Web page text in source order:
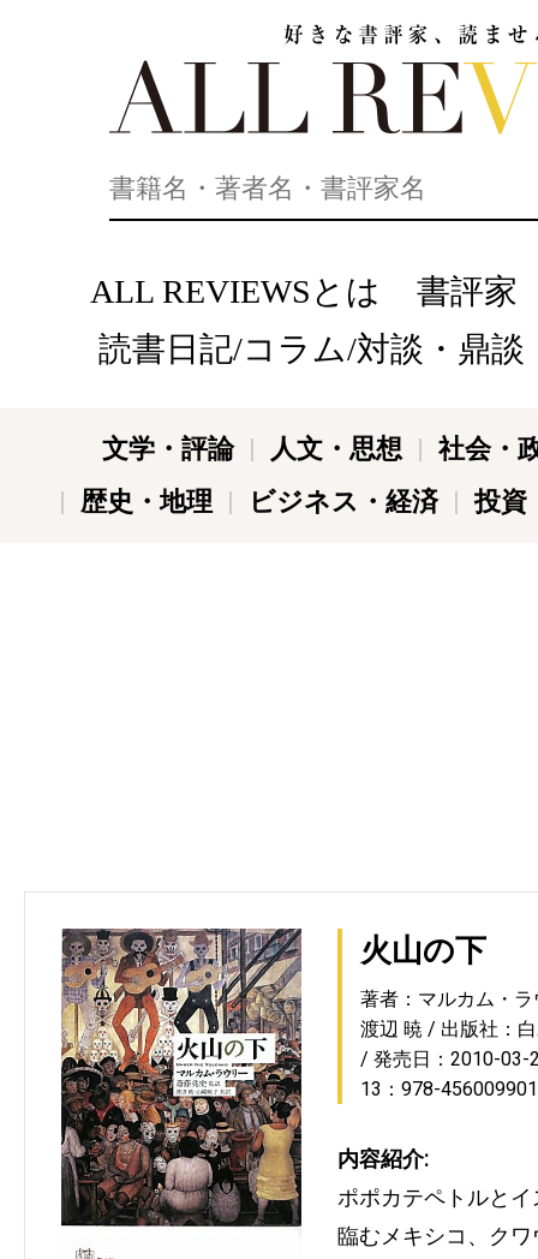
ALL REVIEWSとは
書評家
読書日記/コラム/対談・鼎談
文学・評論 人文・思想
社会・
歴史・地理
ビジネス・経済 投資
火山の下
著者：マルカム・ラ
渡辺 暁
出版社：
発売日：2010-03-
13：978-
内容紹介:
ポポカテペトルと
臨むメキシコ、ク